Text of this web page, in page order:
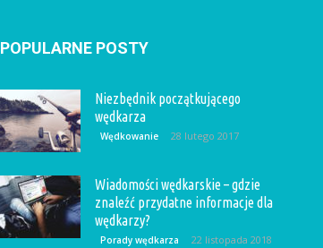
POPULARNE POSTY
Niezbędnik początkującego
wędkarza
Wędkowanie 28 lutego 2017
Wiadomości wędkarskie – gdzie
znaleźć przydatne informacje dla
wędkarzy?
Porady wędkarza 22 listopada 2018